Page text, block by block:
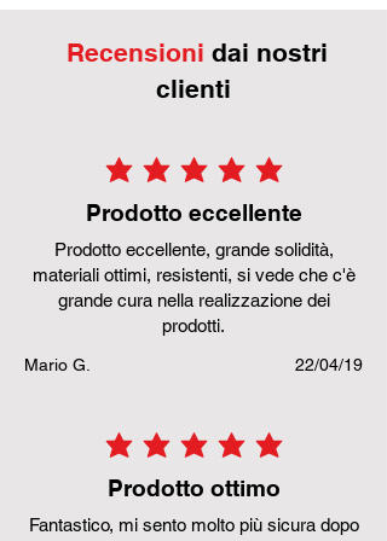
Recensioni dai nostri
clienti
la valutazione media è 5 su
Prodotto eccellente
Prodotto eccellente, grande solidità,
materiali ottimi, resistenti, si vede che c'è
grande cura nella realizzazione dei
prodotti.
Mario G. 22/04/19
la valutazione media è 5 su
Prodotto ottimo
Fantastico, mi sento molto più sicura dopo